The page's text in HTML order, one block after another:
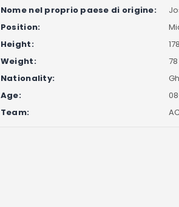
Nome nel proprio paese di origine:
Position:
Height:
Weight:
Nationality:
Age:
Team: